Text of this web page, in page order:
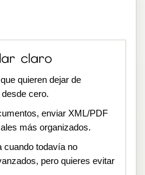
claro
quieren dejar de
cero.
enviar XML/PDF
más organizados.
cuando todavía no
pero quieres evitar